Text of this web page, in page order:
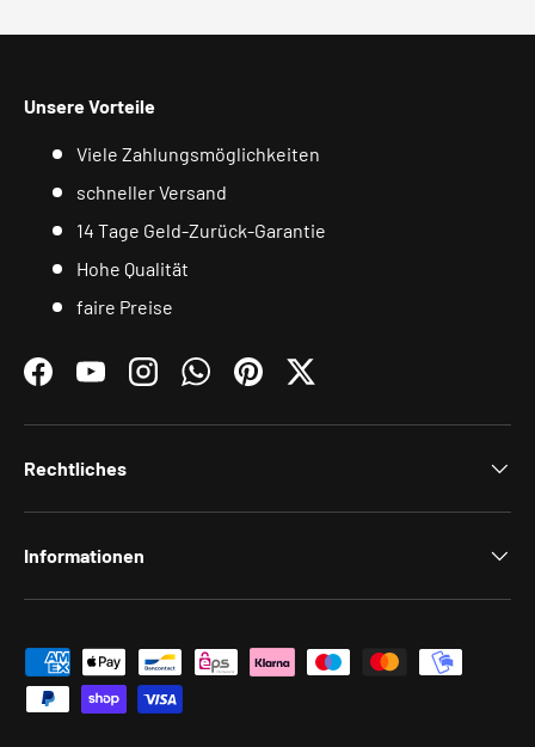
Unsere Vorteile
Viele Zahlungsmöglichkeiten
schneller Versand
14 Tage Geld-Zurück-Garantie
Hohe Qualität
faire Preise
FacebookYouTubeInstagramWhatsAppPinterestTwitter
Rechtliches
Informationen
Zahlungsmethoden